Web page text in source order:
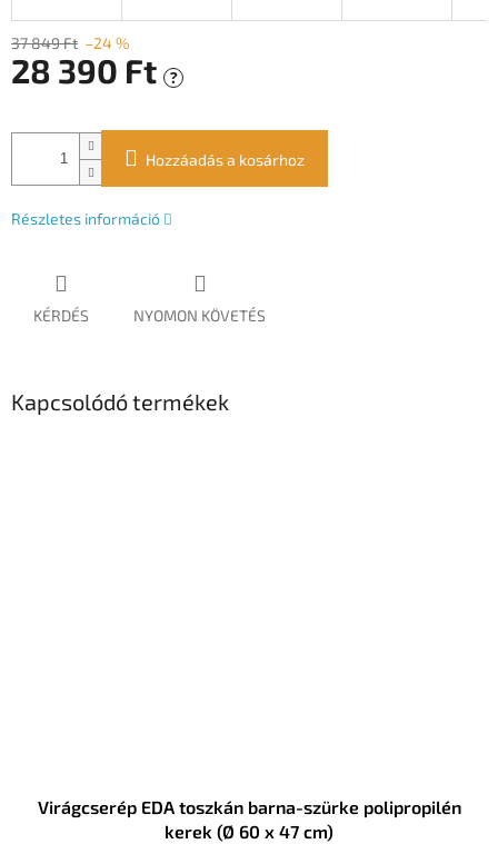
37 849 Ft –24 %
28 390 Ft ?
Hozzáadás a kosárhoz
Részletes információ
KÉRDÉS NYOMON KÖVETÉS
Kapcsolódó termékek
Virágcserép EDA toszkán barna-szürke polipropilén
kerek (Ø 60 x 47 cm)